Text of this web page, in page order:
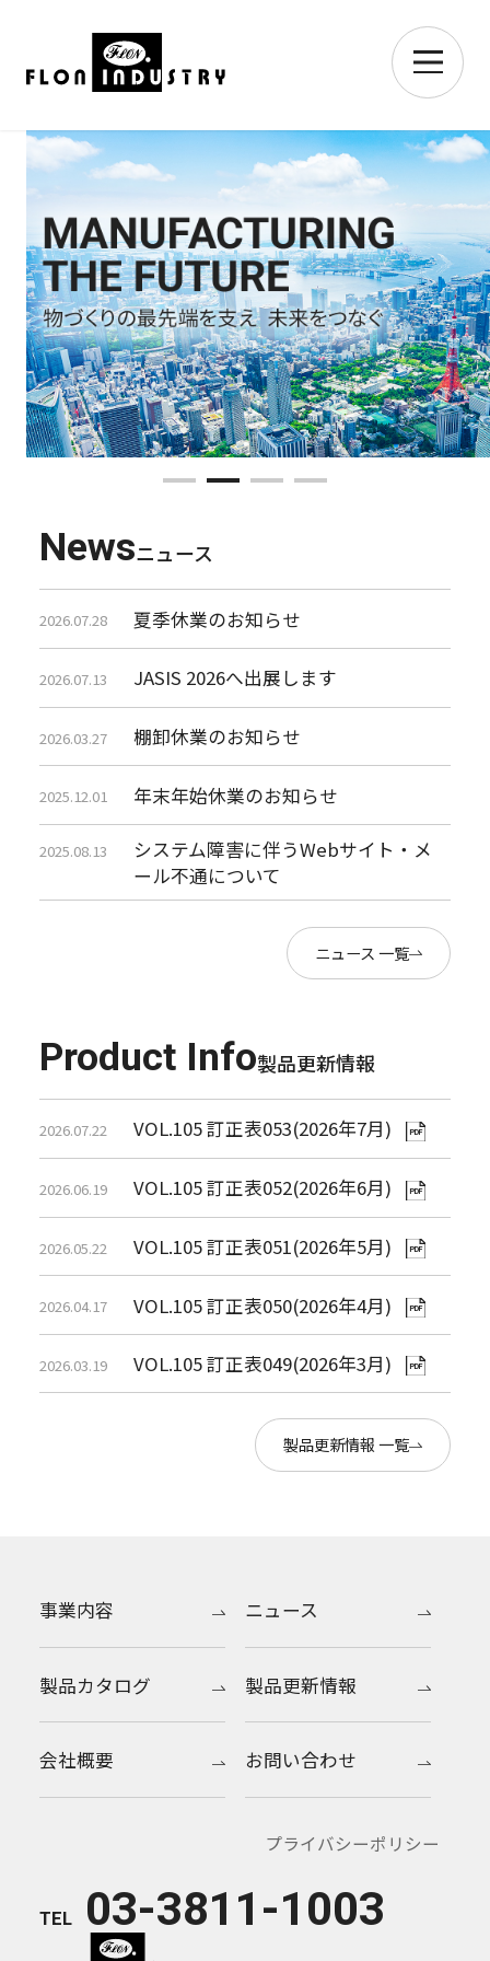
Newsニュース
2026.07.28 夏季休業のお知らせ
2026.07.13 JASIS 2026へ出展します
2026.03.27 棚卸休業のお知らせ
2025.12.01 年末年始休業のお知らせ
2025.08.13
システム障害に伴うWebサイト・メ
ール不通について
ニュース 一覧
Product Info製品更新情報
2026.07.22 VOL.105 訂正表053(2026年7月)
2026.06.19 VOL.105 訂正表052(2026年6月)
2026.05.22 VOL.105 訂正表051(2026年5月)
2026.04.17 VOL.105 訂正表050(2026年4月)
2026.03.19 VOL.105 訂正表049(2026年3月)
製品更新情報 一覧
TEL 03-3811-1003
事業内容
製品カタログ
会社概要
ニュース
製品更新情報
お問い合わせ
プライバシーポリシー